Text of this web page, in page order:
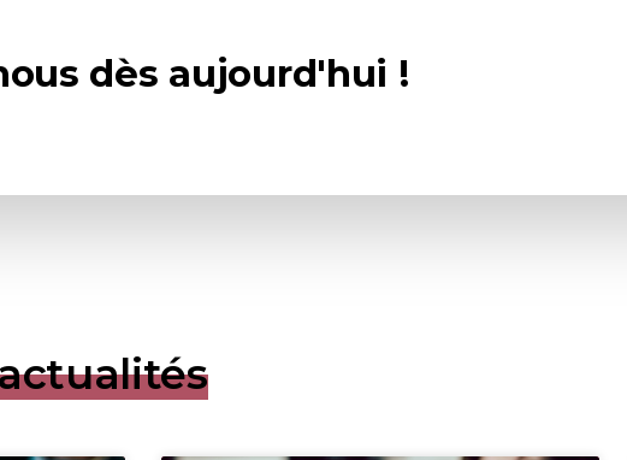
dès aujourd'hui !